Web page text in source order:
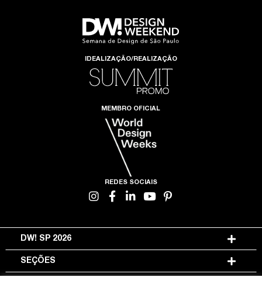
IDEALIZAÇÃO/REALIZAÇÃO
MEMBRO OFICIAL
REDES SOCIAIS
DW! SP 2026
SEÇÕES